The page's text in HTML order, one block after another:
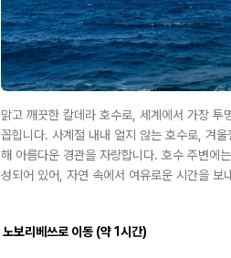
맑고 깨끗한 칼데라 호수로, 세계에서 가장 투
꼽힙니다. 사계절 내내 얼지 않는 호수로, 겨울
해 아름다운 경관을 자랑합니다. 호수 주변에
성되어 있어, 자연 속에서 여유로운 시간을 보
노보리베쓰로 이동 (약 1시간)